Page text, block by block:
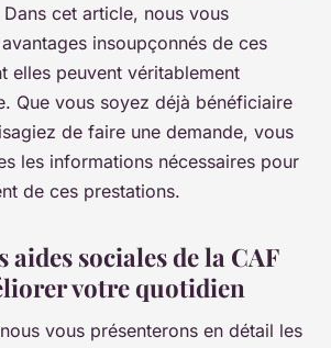
cet article, nous vous
insoupçonnés de ces
elles peuvent véritablement
Que vous soyez déjà bénéficiaire
de faire une demande, vous
les informations nécessaires pour
de ces prestations.
aides sociales de la CAF
votre quotidien
vous présenterons en détail les